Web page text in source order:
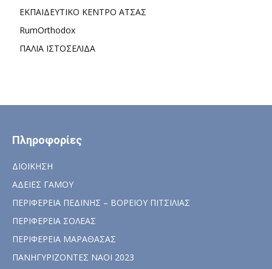
ΕΚΠΑΙΔΕΥΤΙΚΟ ΚΕΝΤΡΟ ΑΤΣΑΣ
RumOrthodox
ΠΑΛΙΑ ΙΣΤΟΣΕΛΙΔΑ
Πληροφορίες
ΔΙΟΙΚΗΣΗ
ΑΔΕΙΕΣ ΓΑΜΟΥ
ΠΕΡΙΦΕΡΕΙΑ ΠΕΔΙΝΗΣ – ΒΟΡΕΙΟΥ ΠΙΤΣΙΛΙΑΣ
ΠΕΡΙΦΕΡΕΙΑ ΣΟΛΕΑΣ
ΠΕΡΙΦΕΡΕΙΑ ΜΑΡΑΘΑΣΑΣ
ΠΑΝΗΓΥΡΙΖΟΝΤΕΣ ΝΑΟΙ 2023